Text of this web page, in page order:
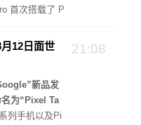
首次搭载了 P
21:08
12日面世
新品发
为“Pixel Ta
列手机以及Pi